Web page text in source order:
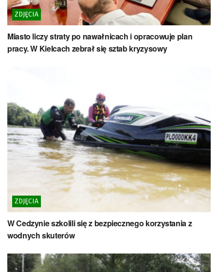
ZDJĘCIA
Miasto liczy straty po nawałnicach i opracowuje plan
pracy. W Kielcach zebrał się sztab kryzysowy
ZDJĘCIA
W Cedzynie szkolili się z bezpiecznego korzystania z
wodnych skuterów